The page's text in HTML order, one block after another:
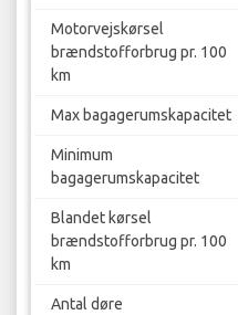
Motorvejskørsel
brændstofforbrug pr. 100
km
Max bagagerumskapacitet
Minimum
bagagerumskapacitet
Blandet kørsel
brændstofforbrug pr. 100
km
Antal døre